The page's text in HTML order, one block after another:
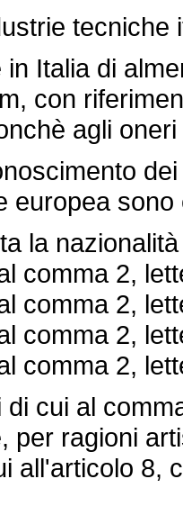
tecniche
Italia di
con
agli
dei
europea
la nazionalità
comma 2,
comma 2,
comma 2,
comma 2,
cui al
per ragioni
all'articolo 8,